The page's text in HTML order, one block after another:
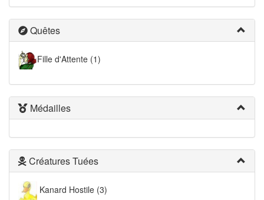
Quêtes
Fille d'Attente (1)
Médailles
Créatures Tuées
Kanard Hostile (3)